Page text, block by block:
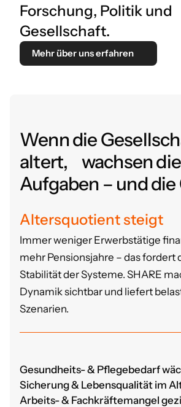
Forschung, Politik und
Gesellschaft.
Mehr über uns erfahren
Wenn die
altert, wachsen die
Aufgaben – und
Altersquotient steigt
Immer weniger Erwerbstätige
mehr Pensionsjahre – das fordert
Stabilität der Systeme. SHARE
Dynamik sichtbar und liefert
Szenarien.
Gesundheits- & Pflegebedarf
Sicherung & Lebensqualität im
Arbeits- & Fachkräftemangel